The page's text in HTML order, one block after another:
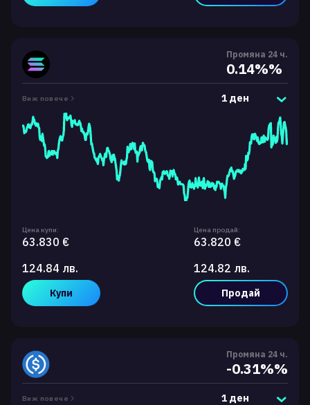
Промяна 24 ч.
0.14%%
Виж повече 1 ден
Цена купи:
63.830 €
124.84 лв.
Купи
Цена продай:
63.820 €
124.82 лв.
Продай
Промяна 24 ч.
-0.31%%
Виж повече 1 ден